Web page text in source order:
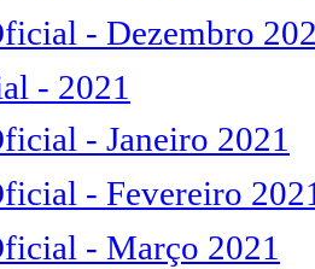
- Dezembro
- 2021
- Janeiro 2021
- Fevereiro
- Março 2021